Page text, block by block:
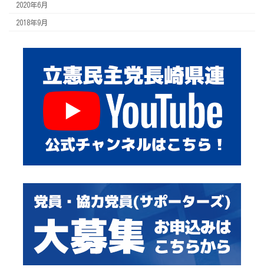
2020年6月
2018年9月